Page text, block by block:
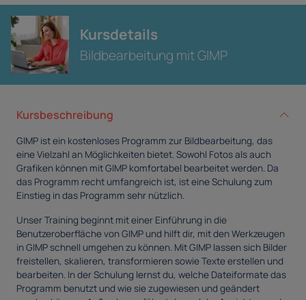
Kursdetails
Bildbearbeitung mit GIMP
Kursbeschreibung
GIMP ist ein kostenloses Programm zur Bildbearbeitung, das
eine Vielzahl an Möglichkeiten bietet. Sowohl Fotos als auch
Grafiken können mit GIMP komfortabel bearbeitet werden. Da
das Programm recht umfangreich ist, ist eine Schulung zum
Einstieg in das Programm sehr nützlich.
Unser Training beginnt mit einer Einführung in die
Benutzeroberfläche von GIMP und hilft dir, mit den Werkzeugen
in GIMP schnell umgehen zu können. Mit GIMP lassen sich Bilder
freistellen, skalieren, transformieren sowie Texte erstellen und
bearbeiten. In der Schulung lernst du, welche Dateiformate das
Programm benutzt und wie sie zugewiesen und geändert